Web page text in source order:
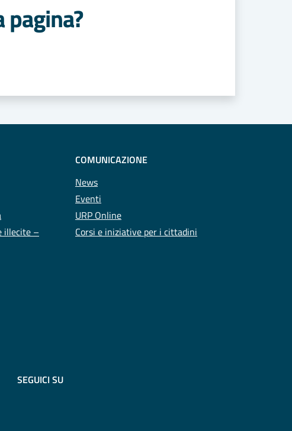
illecite –
COMUNICAZIONE
News
Eventi
URP Online
Corsi e iniziative per i cittadini
SEGUICI SU